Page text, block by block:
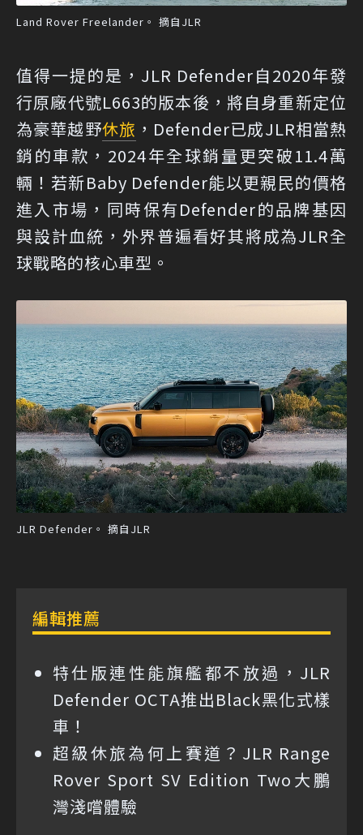
Land Rover Freelander。 摘自JLR
值得一提的是，JLR Defender自2020年發
行原廠代號L663的版本後，將自身重新定位
為豪華越野休旅 ，Defender已成JLR相當熱
銷的車款，2024年全球銷量更突破11.4萬
輛！若新Baby Defender能以更親民的價格
進入市場，同時保有Defender的品牌基因
與設計血統，外界普遍看好其將成為JLR全
球戰略的核心車型。
JLR Defender。 摘自JLR
編輯推薦
特仕版連性能旗艦都不放過，JLR
Defender OCTA推出Black黑化式樣
車！
超級休旅為何上賽道？JLR Range
Rover Sport SV Edition Two大鵬
灣淺嚐體驗